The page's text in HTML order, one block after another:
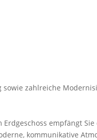
zahlreiche
empfängt
kommunikative